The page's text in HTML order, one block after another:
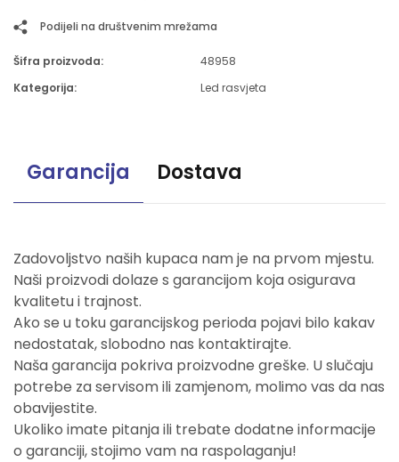
Podijeli na društvenim mrežama
Šifra proizvoda:
48958
Kategorija:
Led rasvjeta
Garancija Dostava
Zadovoljstvo naših kupaca nam je na prvom mjestu.
Naši proizvodi dolaze s garancijom koja osigurava
kvalitetu i trajnost.
Ako se u toku garancijskog perioda pojavi bilo kakav
nedostatak, slobodno nas kontaktirajte.
Naša garancija pokriva proizvodne greške. U slučaju
potrebe za servisom ili zamjenom, molimo vas da nas
obavijestite.
Ukoliko imate pitanja ili trebate dodatne informacije
o garanciji, stojimo vam na raspolaganju!